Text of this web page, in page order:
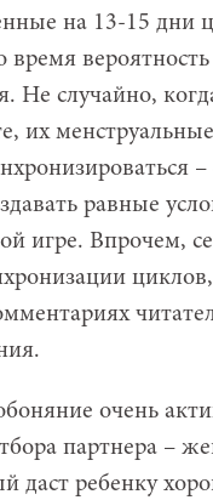
на 13-15 дни
время
Не случайно,
их
равные
игре. Впрочем,
очень
партнера –
даст ребенку